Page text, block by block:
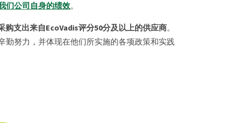
们公司自身的绩效。
购支出来自EcoVadis评分50分及以上的供应商。
勤努力，并体现在他们所实施的各项政策和实践